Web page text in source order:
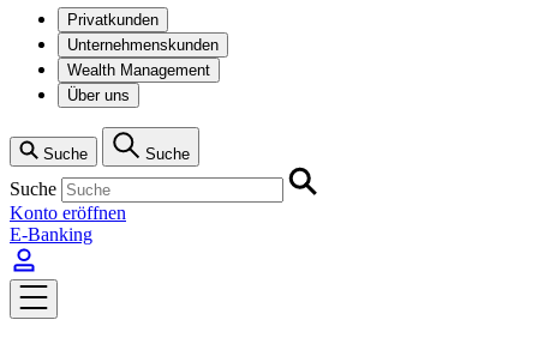
Privatkunden
Unternehmenskunden
Wealth Management
Über uns
Suche Suche
Suche
Konto eröffnen
E-Banking